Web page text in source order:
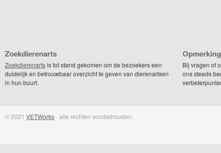
Zoekdierenarts
Zoekdierenartsis tot stand gekomen om de bezoekers een
duidelijk en betrouwbaar overzicht te geven van dierenartsen
in hun buurt.
Bij vragen of
ons steeds
© 2021 VETWorks- alle rechten voorbehouden.